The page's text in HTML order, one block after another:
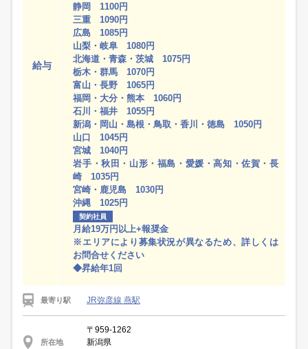
給与
静岡 1100円
三重 1090円
広島 1085円
山梨・岐阜 1080円
北海道・青森・茨城 1075円
栃木・群馬 1070円
富山・長野 1065円
福岡・大分・熊本 1060円
石川・福井 1055円
新潟・岡山・島根・鳥取・香川・徳島 1050円
山口 1045円
宮城 1040円
岩手・秋田・山形・福島・愛媛・高知・佐賀・長
崎 1035円
宮崎・鹿児島 1030円
沖縄 1025円
契約社員
月給19万円以上+報奨金
※エリアにより募集状況が異なるため、詳しくは
お問合せください
◆昇給年1回
最寄り駅 JR弥彦線 燕駅
所在地
〒959-1262
新潟県